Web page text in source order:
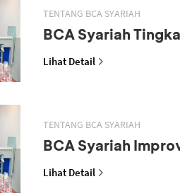
TENTANG BCA SYARIAH
BCA Syariah
Lihat Detail
TENTANG BCA SYARIAH
BCA Syariah
Lihat Detail